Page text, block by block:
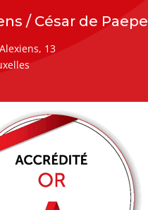
/ César de Paepe
13